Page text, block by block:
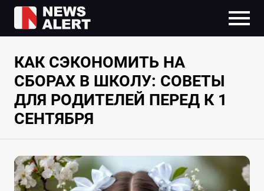
КАК СЭКОНОМИТЬ НА
СБОРАХ В ШКОЛУ: СОВЕТЫ
ДЛЯ РОДИТЕЛЕЙ ПЕРЕД К 1
СЕНТЯБРЯ